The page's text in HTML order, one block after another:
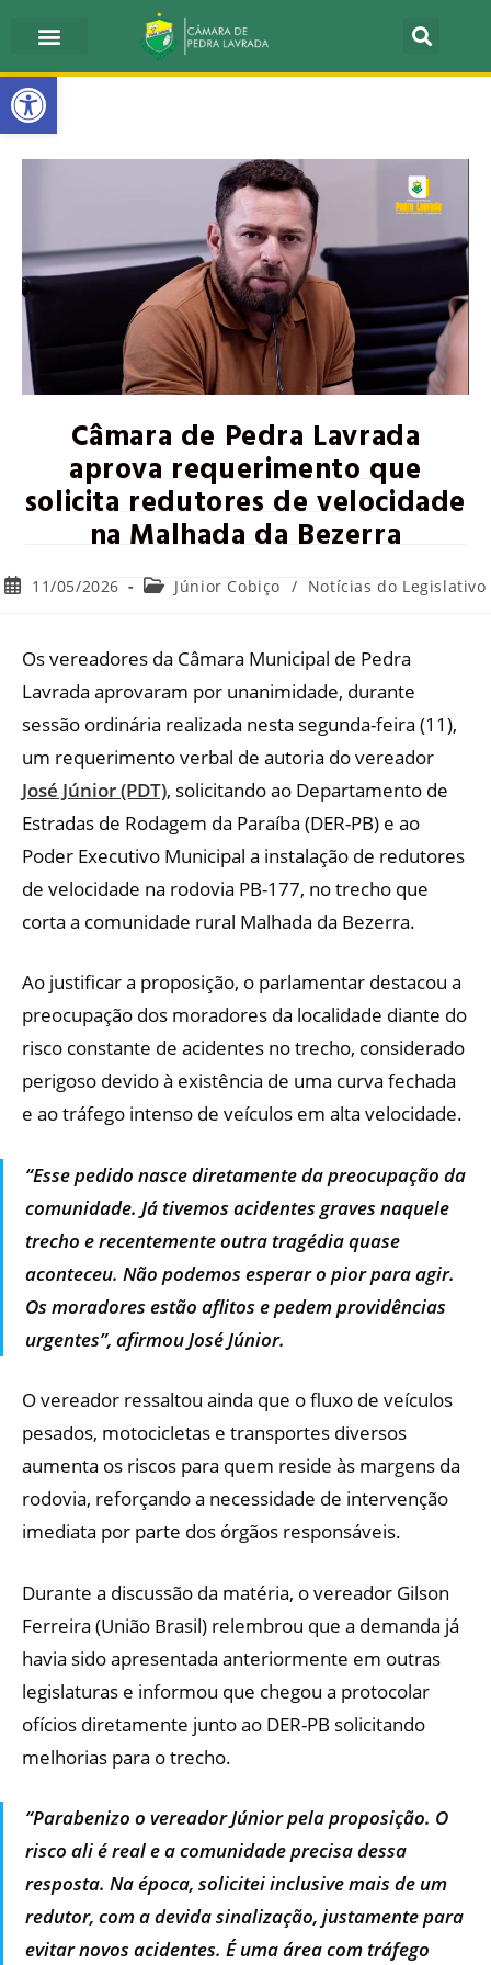
Barra de Ferramentas Aberta
Câmara de Pedra Lavrada
aprova requerimento que
solicita redutores de velocidade
na Malhada da Bezerra
11/05/2026 Júnior Cobiço / Notícias do Legislativo
Os vereadores da Câmara Municipal de Pedra
Lavrada aprovaram por unanimidade, durante
sessão ordinária realizada nesta segunda-feira (11),
um requerimento verbal de autoria do vereador
José Júnior (PDT), solicitando ao Departamento de
Estradas de Rodagem da Paraíba (DER-PB) e ao
Poder Executivo Municipal a instalação de redutores
de velocidade na rodovia PB-177, no trecho que
corta a comunidade rural Malhada da Bezerra.
Ao justificar a proposição, o parlamentar destacou a
preocupação dos moradores da localidade diante do
risco constante de acidentes no trecho, considerado
perigoso devido à existência de uma curva fechada
e ao tráfego intenso de veículos em alta velocidade.
“Esse pedido nasce diretamente da preocupação da
comunidade. Já tivemos acidentes graves naquele
trecho e recentemente outra tragédia quase
aconteceu. Não podemos esperar o pior para agir.
Os moradores estão aflitos e pedem providências
urgentes”, afirmou José Júnior.
O vereador ressaltou ainda que o fluxo de veículos
pesados, motocicletas e transportes diversos
aumenta os riscos para quem reside às margens da
rodovia, reforçando a necessidade de intervenção
imediata por parte dos órgãos responsáveis.
Durante a discussão da matéria, o vereador Gilson
Ferreira (União Brasil) relembrou que a demanda já
havia sido apresentada anteriormente em outras
legislaturas e informou que chegou a protocolar
ofícios diretamente junto ao DER-PB solicitando
melhorias para o trecho.
“Parabenizo o vereador Júnior pela proposição. O
risco ali é real e a comunidade precisa dessa
resposta. Na época, solicitei inclusive mais de um
redutor, com a devida sinalização, justamente para
evitar novos acidentes. É uma área com tráfego